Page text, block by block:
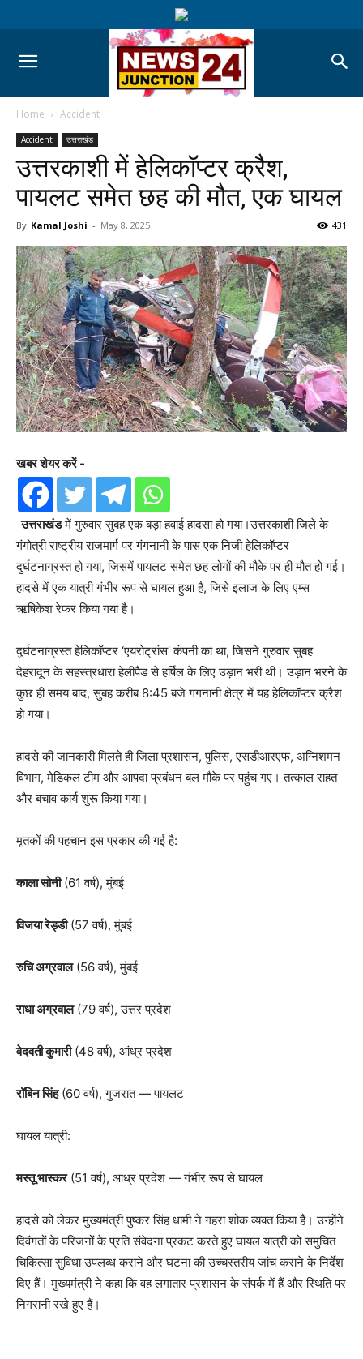
Home Accident
Accident उत्तराखंड
उत्तरकाशी में हेलिकॉप्टर क्रैश,
पायलट समेत छह की मौत, एक घायल
By Kamal Joshi - May 8, 2025 431
खबर शेयर करें -
उत्तराखंडमें गुरुवार सुबह एक बड़ा हवाई हादसा हो गया।उत्तरकाशी जिले के
गंगोत्री राष्ट्रीय राजमार्ग पर गंगनानी के पास एक निजी हेलिकॉप्टर
दुर्घटनाग्रस्त हो गया, जिसमें पायलट समेत छह लोगों की मौके पर ही मौत हो गई।
हादसे में एक यात्री गंभीर रूप से घायल हुआ है, जिसे इलाज के लिए एम्स
ऋषिकेश रेफर किया गया है।
दुर्घटनाग्रस्त हेलिकॉप्टर ‘एयरोट्रांस’ कंपनी का था, जिसने गुरुवार सुबह
देहरादून के सहस्त्रधारा हेलीपैड से हर्षिल के लिए उड़ान भरी थी। उड़ान भरने के
कुछ ही समय बाद, सुबह करीब 8:45 बजे गंगनानी क्षेत्र में यह हेलिकॉप्टर क्रैश
हो गया।
हादसे की जानकारी मिलते ही जिला प्रशासन, पुलिस, एसडीआरएफ, अग्निशमन
विभाग, मेडिकल टीम और आपदा प्रबंधन बल मौके पर पहुंच गए। तत्काल राहत
और बचाव कार्य शुरू किया गया।
मृतकों की पहचान इस प्रकार की गई है:
काला सोनी(61 वर्ष), मुंबई
विजया रेड्डी(57 वर्ष), मुंबई
रुचि अग्रवाल(56 वर्ष), मुंबई
राधा अग्रवाल(79 वर्ष), उत्तर प्रदेश
वेदवती कुमारी(48 वर्ष), आंध्र प्रदेश
रॉबिन सिंह(60 वर्ष), गुजरात — पायलट
घायल यात्री:
मस्तू भास्कर(51 वर्ष), आंध्र प्रदेश — गंभीर रूप से घायल
हादसे को लेकर मुख्यमंत्री पुष्कर सिंह धामी ने गहरा शोक व्यक्त किया है। उन्होंने
दिवंगतों के परिजनों के प्रति संवेदना प्रकट करते हुए घायल यात्री को समुचित
चिकित्सा सुविधा उपलब्ध कराने और घटना की उच्चस्तरीय जांच कराने के निर्देश
दिए हैं। मुख्यमंत्री ने कहा कि वह लगातार प्रशासन के संपर्क में हैं और स्थिति पर
निगरानी रखे हुए हैं।